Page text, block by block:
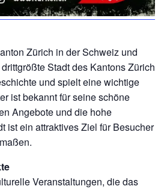
Zürich in der Schweiz und
Stadt des Kantons Zürich
und spielt eine wichtige
ist bekannt für seine schöne
Angebote und die hohe
ist ein attraktives Ziel für Besucher
Veranstaltungen, die das